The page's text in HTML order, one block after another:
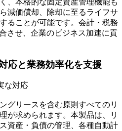
、本格的な固定資産管理機能も
減価償却、除却に至るライフサ
ることが可能です。会計・税務
させ、企業のビジネス加速に貢
応と業務効率化を支援
な対応
グリースを含む原則すべてのリ
が求められます。本製品は、リ
資産・負債の管理、各種自動計